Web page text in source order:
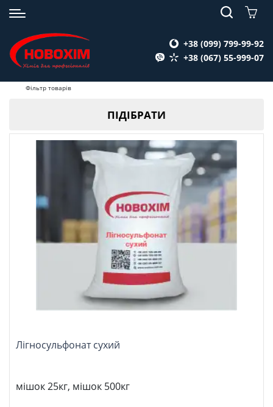
+38 (099) 799-99-92
+38 (067) 55-999-07
Фільтр товарів
ПІДІБРАТИ
Лігносульфонат сухий
мішок 25кг, мішок 500кг